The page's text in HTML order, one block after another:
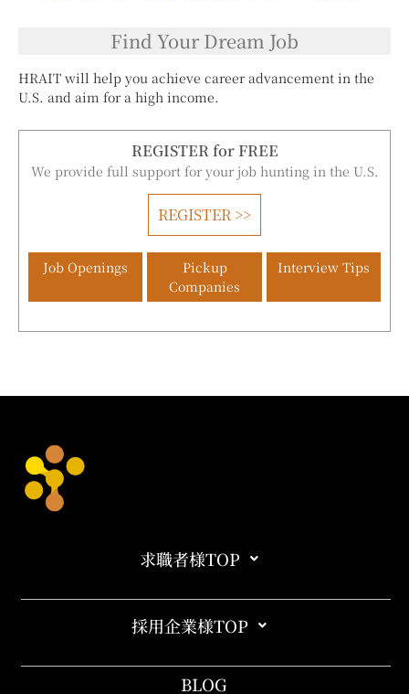
Find Your Dream Job
HRAIT will help you achieve career advancement in the
U.S. and aim for a high income.
REGISTER for FREE
We provide full support for your job hunting in the U.S.
REGISTER >>
Job Openings
Pickup
Companies
Interview Tips
求職者様TOP
採用企業様TOP
BLOG